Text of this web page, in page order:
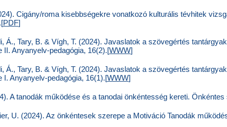
Cigány/roma kisebbségekre vonatkozó kulturális tévhitek
PDF]
Á., Tary, B. & Vígh, T. (2024). Javaslatok a szövegértés
Anyanyelv-pedagógia, 16(2).[WWW]
Á., Tary, B. & Vígh, T. (2024). Javaslatok a szövegértés
Anyanyelv-pedagógia, 16(1).[WWW]
A tanodák működése és a tanodai önkéntesség kereti.
U. (2024). Az önkéntesek szerepe a Motiváció Tanodák